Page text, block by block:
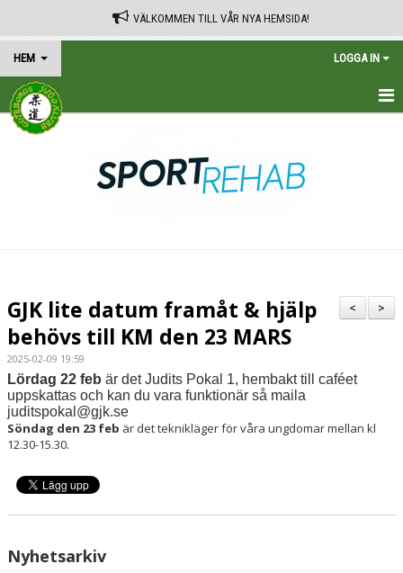
VÄLKOMMEN TILL VÅR NYA HEMSIDA!
HEM LOGGA IN
HEM
TRÄNINGSSCHEMA
IN ENGLISH
>
<
GJK lite datum framåt & hjälp
behövs till KM den 23 MARS
2025-02-09 19:59
Lördag 22 feb är det Judits Pokal 1, hembakt till caféet
uppskattas och kan du vara funktionär så maila
juditspokal@gjk.se
Söndag den 23 feb är det teknikläger för våra ungdomar mellan kl
12.30-15.30.
Nyhetsarkiv